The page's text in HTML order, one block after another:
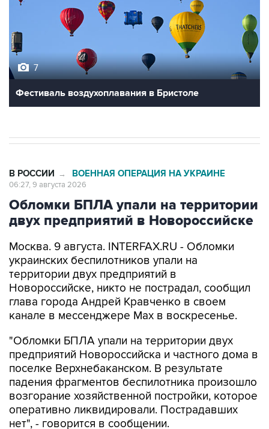
Фестиваль воздухоплавания в Бристоле
Обломки БПЛА упали на территории
двух предприятий в Новороссийске
Москва. 9 августа. INTERFAX.RU - Обломки
территории двух предприятий в
Новороссийске, никто не пострадал, сообщил
глава города Андрей Кравченко в своем
канале в мессенджере Max в воскресенье.
"Обломки БПЛА упали на территории двух
поселке Верхнебаканском. В результате
падения фрагментов беспилотника произошло
возгорание хозяйственной постройки, которое
оперативно ликвидировали. Пострадавших
нет", - говорится в сообщении.